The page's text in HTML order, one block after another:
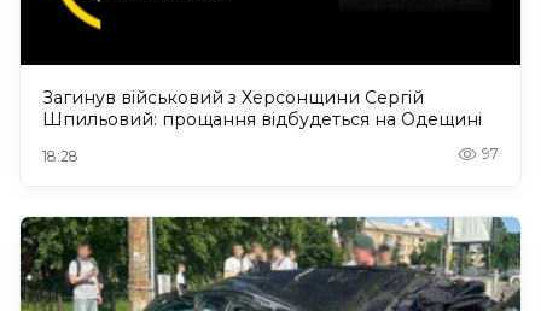
Загинув військовий з Херсонщини Сергій
Шпильовий: прощання відбудеться на Одещині
18:28 97